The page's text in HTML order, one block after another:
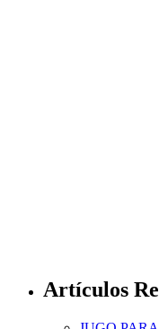
Artículos